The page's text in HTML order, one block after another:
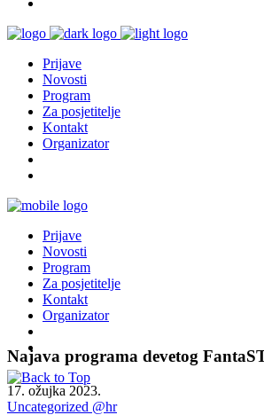
Prijave
Novosti
Program
Za posjetitelje
Kontakt
Organizator
Prijave
Novosti
Program
Za posjetitelje
Kontakt
Organizator
Najava programa devetog
17. ožujka 2023.
Uncategorized @hr